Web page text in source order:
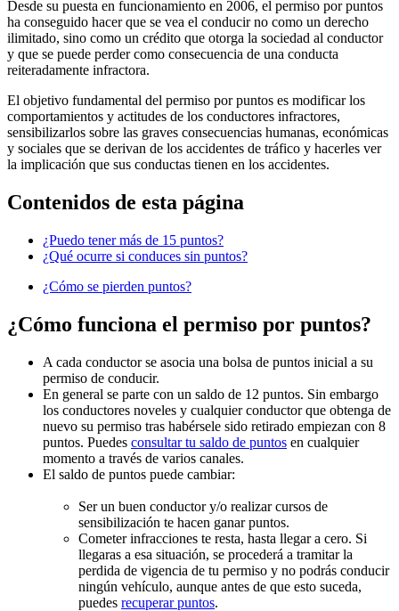
Desde su puesta en funcionamiento en 2006, el permiso por puntos
ha conseguido hacer que se vea el conducir no como un derecho
ilimitado, sino como un crédito que otorga la sociedad al conductor
y que se puede perder como consecuencia de una conducta
reiteradamente infractora.
El objetivo fundamental del permiso por puntos es modificar los
comportamientos y actitudes de los conductores infractores,
sensibilizarlos sobre las graves consecuencias humanas, económicas
y sociales que se derivan de los accidentes de tráfico y hacerles ver
la implicación que sus conductas tienen en los accidentes.
Contenidos de esta página
¿Puedo tener más de 15 puntos?
¿Qué ocurre si conduces sin puntos?
¿Cómo se pierden puntos?
¿Cómo funciona el permiso por puntos?
A cada conductor se asocia una bolsa de puntos inicial a su
permiso de conducir.
En general se parte con un saldo de 12 puntos. Sin embargo
los conductores noveles y cualquier conductor que obtenga de
nuevo su permiso tras habérsele sido retirado empiezan con 8
puntos. Puedes consultar tu saldo de puntos en cualquier
momento a través de varios canales.
El saldo de puntos puede cambiar:
Ser un buen conductor y/o realizar cursos de
sensibilización te hacen ganar puntos.
Cometer infracciones te resta, hasta llegar a cero. Si
llegaras a esa situación, se procederá a tramitar la
perdida de vigencia de tu permiso y no podrás conducir
ningún vehículo, aunque antes de que esto suceda,
puedes recuperar puntos.